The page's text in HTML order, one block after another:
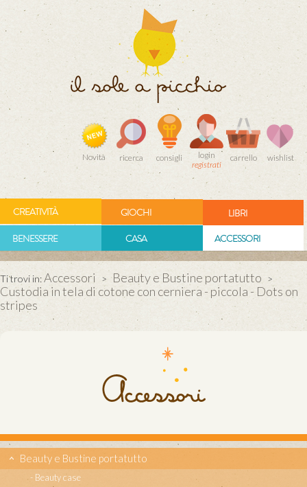
Novità ricerca consigli
login
registrati
carrello wishlist
CREATIVITÀ GIOCHI
LIBRI
BENESSERE
CASA ACCESSORI
Ti trovi in:Accessori > Beauty e Bustine portatutto >
Custodia in tela di cotone con cerniera - piccola - Dots on
stripes
Beauty e Bustine portatutto
Beauty case